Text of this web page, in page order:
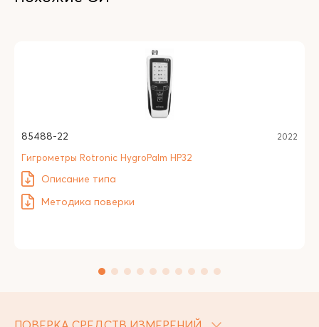
85488-22 2022
Гигрометры Rotronic HygroPalm HP32
Описание типа
Методика поверки